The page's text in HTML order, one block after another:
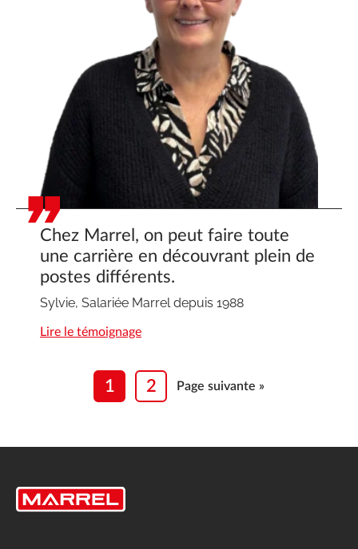
Chez Marrel, on peut faire toute
une carrière en découvrant plein de
postes différents.
Sylvie, Salariée Marrel depuis 1988
Lire le témoignage
1 2 Page suivante »